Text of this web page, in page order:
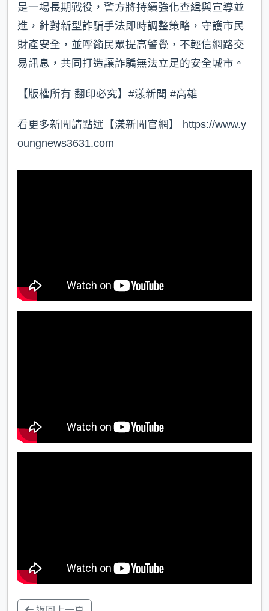
是一場長期戰役，警方將持續強化查緝與宣導並
進，針對新型詐騙手法即時調整策略，守護市民
財產安全，並呼籲民眾提高警覺，不輕信網路交
易訊息，共同打造讓詐騙無法立足的安全城市。
【版權所有 翻印必究】#漾新聞 #高雄
看更多新聞請點選【漾新聞官網】 https://www.y
oungnews3631.com⁠